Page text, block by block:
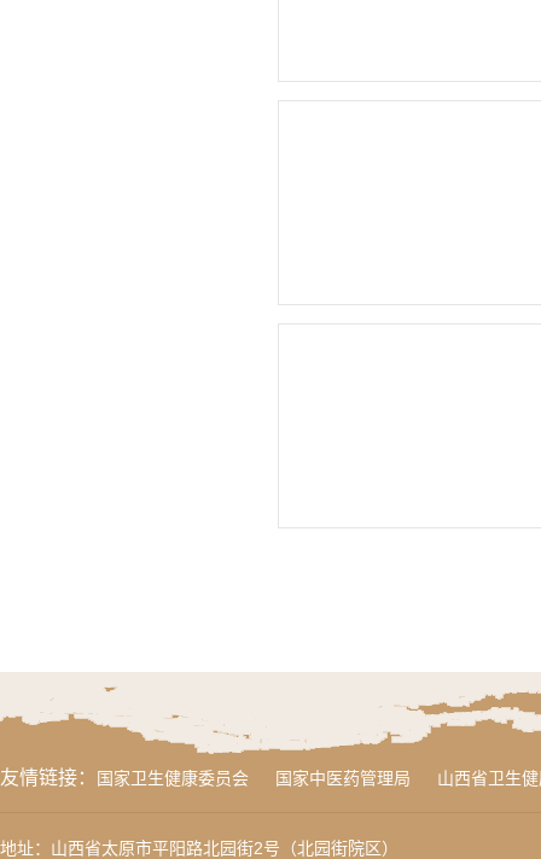
友情链接： 国家卫生健康委员会 国家中医药管理局 山西省卫生
地址：山西省太原市平阳路北园街2号（北园街院区）